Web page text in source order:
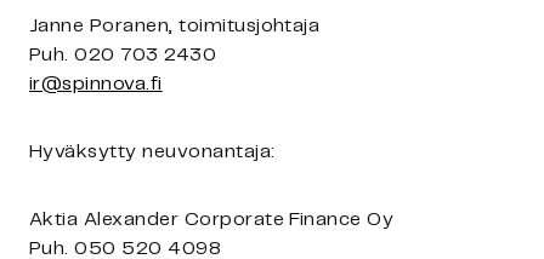
Janne Poranen, toimitusjohtaja
Puh. 020 703 2430
ir@spinnova.fi
Hyväksytty neuvonantaja:
Aktia Alexander Corporate Finance Oy
Puh. 050 520 4098